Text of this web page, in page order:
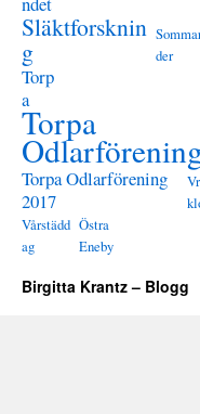
Släktforsknin
g
der
Torp
a
Torpa
Torpa Odlarförening
2017
Vårstädd
ag
Östra
Eneby
Birgitta Krantz – Blogg